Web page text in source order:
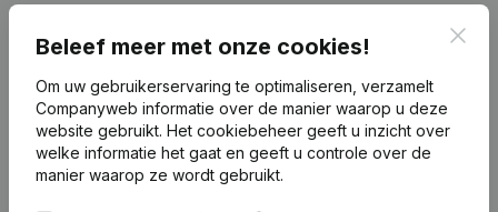
Beleef meer met onze cookies!
Om uw gebruikerservaring te optimaliseren, verzamelt
Companyweb informatie over de manier waarop u deze
website gebruikt. Het cookiebeheer geeft u inzicht over
welke informatie het gaat en geeft u controle over de
manier waarop ze wordt gebruikt.
Nederlands
Kantorenpark Everest
Monitoring
Internationaal zoeken